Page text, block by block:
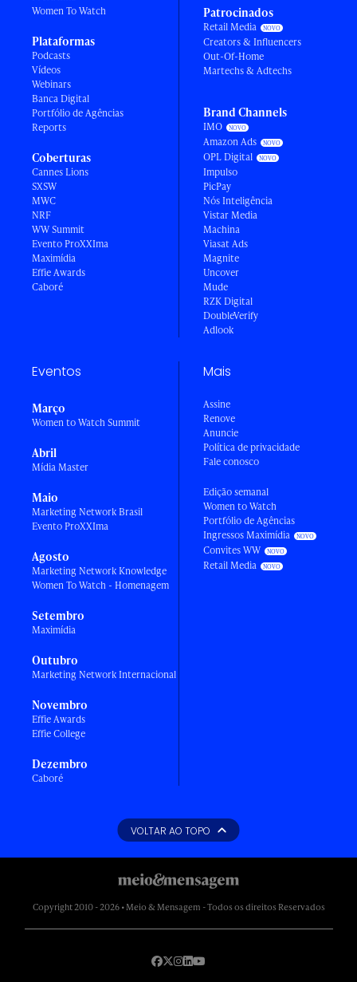
Women To Watch
Plataformas
Podcasts
Vídeos
Webinars
Banca Digital
Portfólio de Agências
Reports
Coberturas
Cannes Lions
SXSW
MWC
NRF
WW Summit
Evento ProXXIma
Maximídia
Effie Awards
Caboré
Patrocinados
Retail Media
Creators & Influencers
Out-Of-Home
Martechs & Adtechs
Brand Channels
IMO
Amazon Ads
OPL Digital
Impulso
PicPay
Nós Inteligência
Vistar Media
Machina
Viasat Ads
Magnite
Uncover
Mude
RZK Digital
DoubleVerify
Adlook
Eventos
Março
Women to Watch Summit
Abril
Mídia Master
Maio
Marketing Network Brasil
Evento ProXXIma
Agosto
Marketing Network Knowledge
Women To Watch - Homenagem
Setembro
Maximídia
Outubro
Marketing Network Internacional
Novembro
Effie Awards
Effie College
Dezembro
Caboré
Mais
Assine
Renove
Anuncie
Política de privacidade
Fale conosco
Edição semanal
Women to Watch
Portfólio de Agências
Ingressos Maximídia
Convites WW
Retail Media
VOLTAR AO TOPO
Copyright 2010 - 2026 • Meio & Mensagem - Todos os direitos Reservados